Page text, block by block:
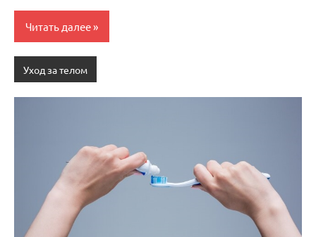
Читать далее
Уход за телом